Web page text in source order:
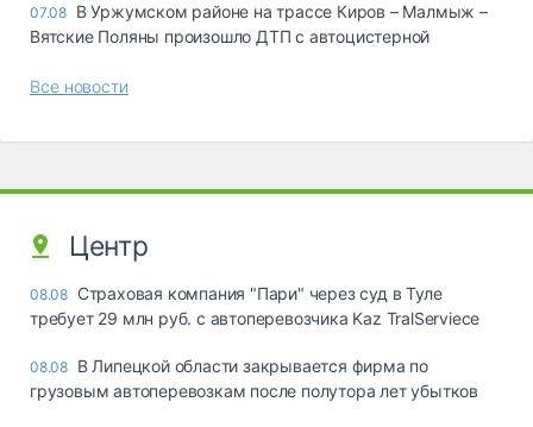
07.08 В Уржумском районе на трассе Киров – Малмыж –
Вятские Поляны произошло ДТП с автоцистерной
Все новости
Центр
08.08 Страховая компания "Пари" через суд в Туле
требует 29 млн руб. с автоперевозчика Kaz TralServiece
08.08 В Липецкой области закрывается фирма по
грузовым автоперевозкам после полутора лет убытков